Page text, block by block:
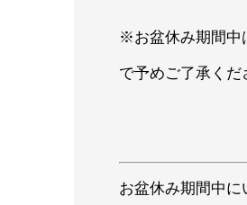
※お盆休み期間中
で予めご了承くだ
お盆休み期間中